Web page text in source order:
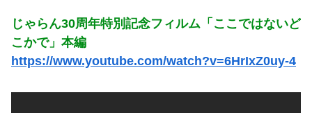
じゃらん30周年特別記念フィルム「ここではないど
こかで」本編
https://www.youtube.com/watch?v=6HrIxZ0uy-4